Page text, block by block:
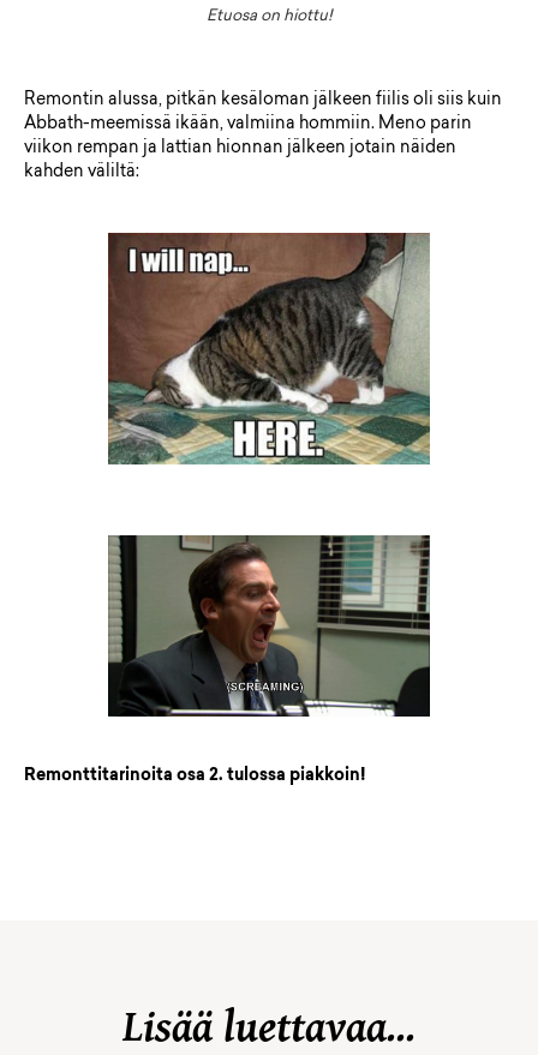
Etuosa on hiottu!
Remontin alussa, pitkän kesäloman jälkeen fiilis oli siis kuin
Abbath-meemissä ikään, valmiina hommiin. Meno parin
viikon rempan ja lattian hionnan jälkeen jotain näiden
kahden väliltä:
Remonttitarinoita osa 2. tulossa piakkoin!
Lisää luettavaa...